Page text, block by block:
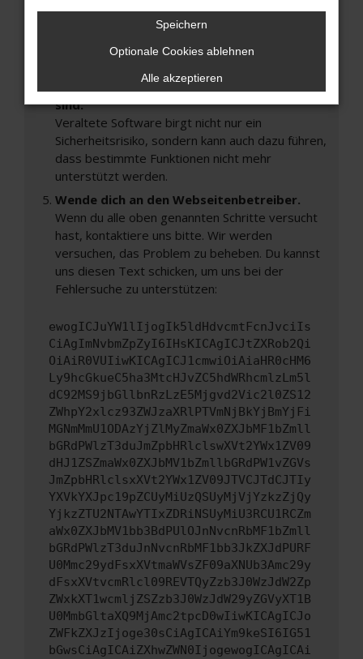
Starte dein Gerät neu.
Das kann manchmal helfen, vorübergehende
Probleme zu beheben.
Betriebssystem auf dem neuesten Stand
sind.
Veraltete Software birgt nicht nur ein
Sicherheitsrisiko, sondern kann auch dazu führen,
dass bestimmte Funktionen nicht mehr
unterstützt werden.
Wende dich an den Webseitenbetreiber.
Wenn du alle oben genannten Schritte versucht
hast, kontaktiere uns bitte. Wir werden
versuchen, das Problem zu beheben. Du kannst
uns diesen Text schicken, um uns bei der
Fehlersuche zu unterstützen:
ewogICJuYW1lIjogIk5ldHdvcmtFcnJvciIs
CiAgImNvbmZpZyI6IHsKICAgICJtZXRob2Qi
OiAiR0VUIiwKICAgICJ1cmwiOiAiaHR0cHM6
Ly9hcGkueC5ha3MtcHJvZC5hdWRhcmlzLm5l
dC92MS9jbGllbnRzLzE5Mjgvd2Vic2l0ZS12
ZWhpY2xlcz93ZWJzaXRlPTVmNjBkYjBmYjFi
MGNmMmU1ODAzYjZlMyZmaWx0ZXJbMF1bZmll
bGRdPWlzT3duJmZpbHRlclswXVt2YWx1ZV09
dHJ1ZSZmaWx0ZXJbMV1bZmllbGRdPW1vZGVs
JmZpbHRlclsxXVt2YWx1ZV09JTVCJTdCJTIy
YXVkYXJpc19pZCUyMiUzQSUyMjVjYzkzZjQy
YjkzZTU2NTAwYTIxZDRiNSUyMiU3RCU1RCZm
aWx0ZXJbMV1bb3BdPUlOJnNvcnRbMF1bZmll
bGRdPWlzT3duJnNvcnRbMF1bb3JkZXJdPURF
U0Mmc29ydFsxXVtmaWVsZF09aXNUb3Amc29y
dFsxXVtvcmRlcl09REVTQyZzb3J0WzJdW2Zp
ZWxkXT1wcmljZSZzb3J0WzJdW29yZGVyXT1B
U0MmbGltaXQ9MjAmc2tpcD0wIiwKICAgICJo
ZWFkZXJzIjoge30sCiAgICAiYm9keSI6IG51
bGwsCiAgICAiZXhwZWN0IjogewogICAgICAi
Speichern
Optionale Cookies ablehnen
Alle akzeptieren